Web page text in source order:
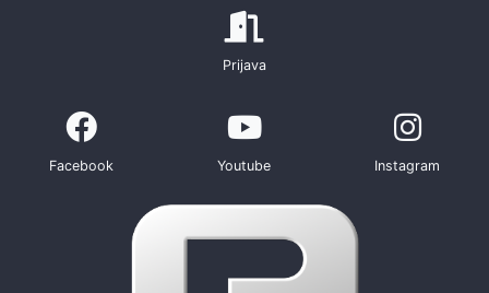
Prijava
Facebook Youtube Instagram